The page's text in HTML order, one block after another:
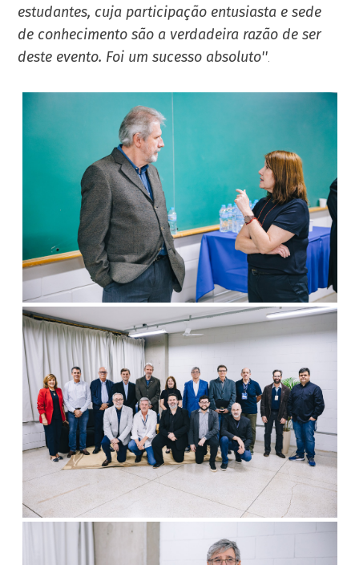
estudantes, cuja participação entusiasta e sede
de conhecimento são a verdadeira razão de ser
deste evento. Foi um sucesso absoluto''